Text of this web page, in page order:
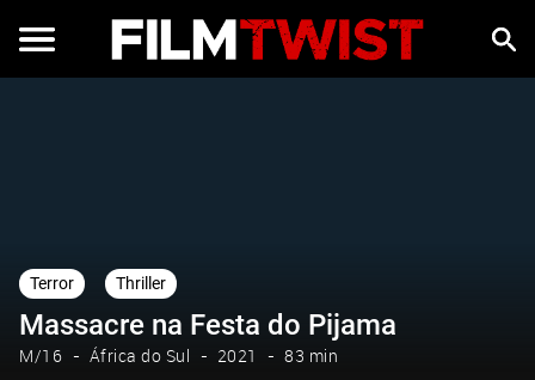
Terror Thriller
Massacre na Festa do Pijama
M/16 África do Sul 2021 83 min